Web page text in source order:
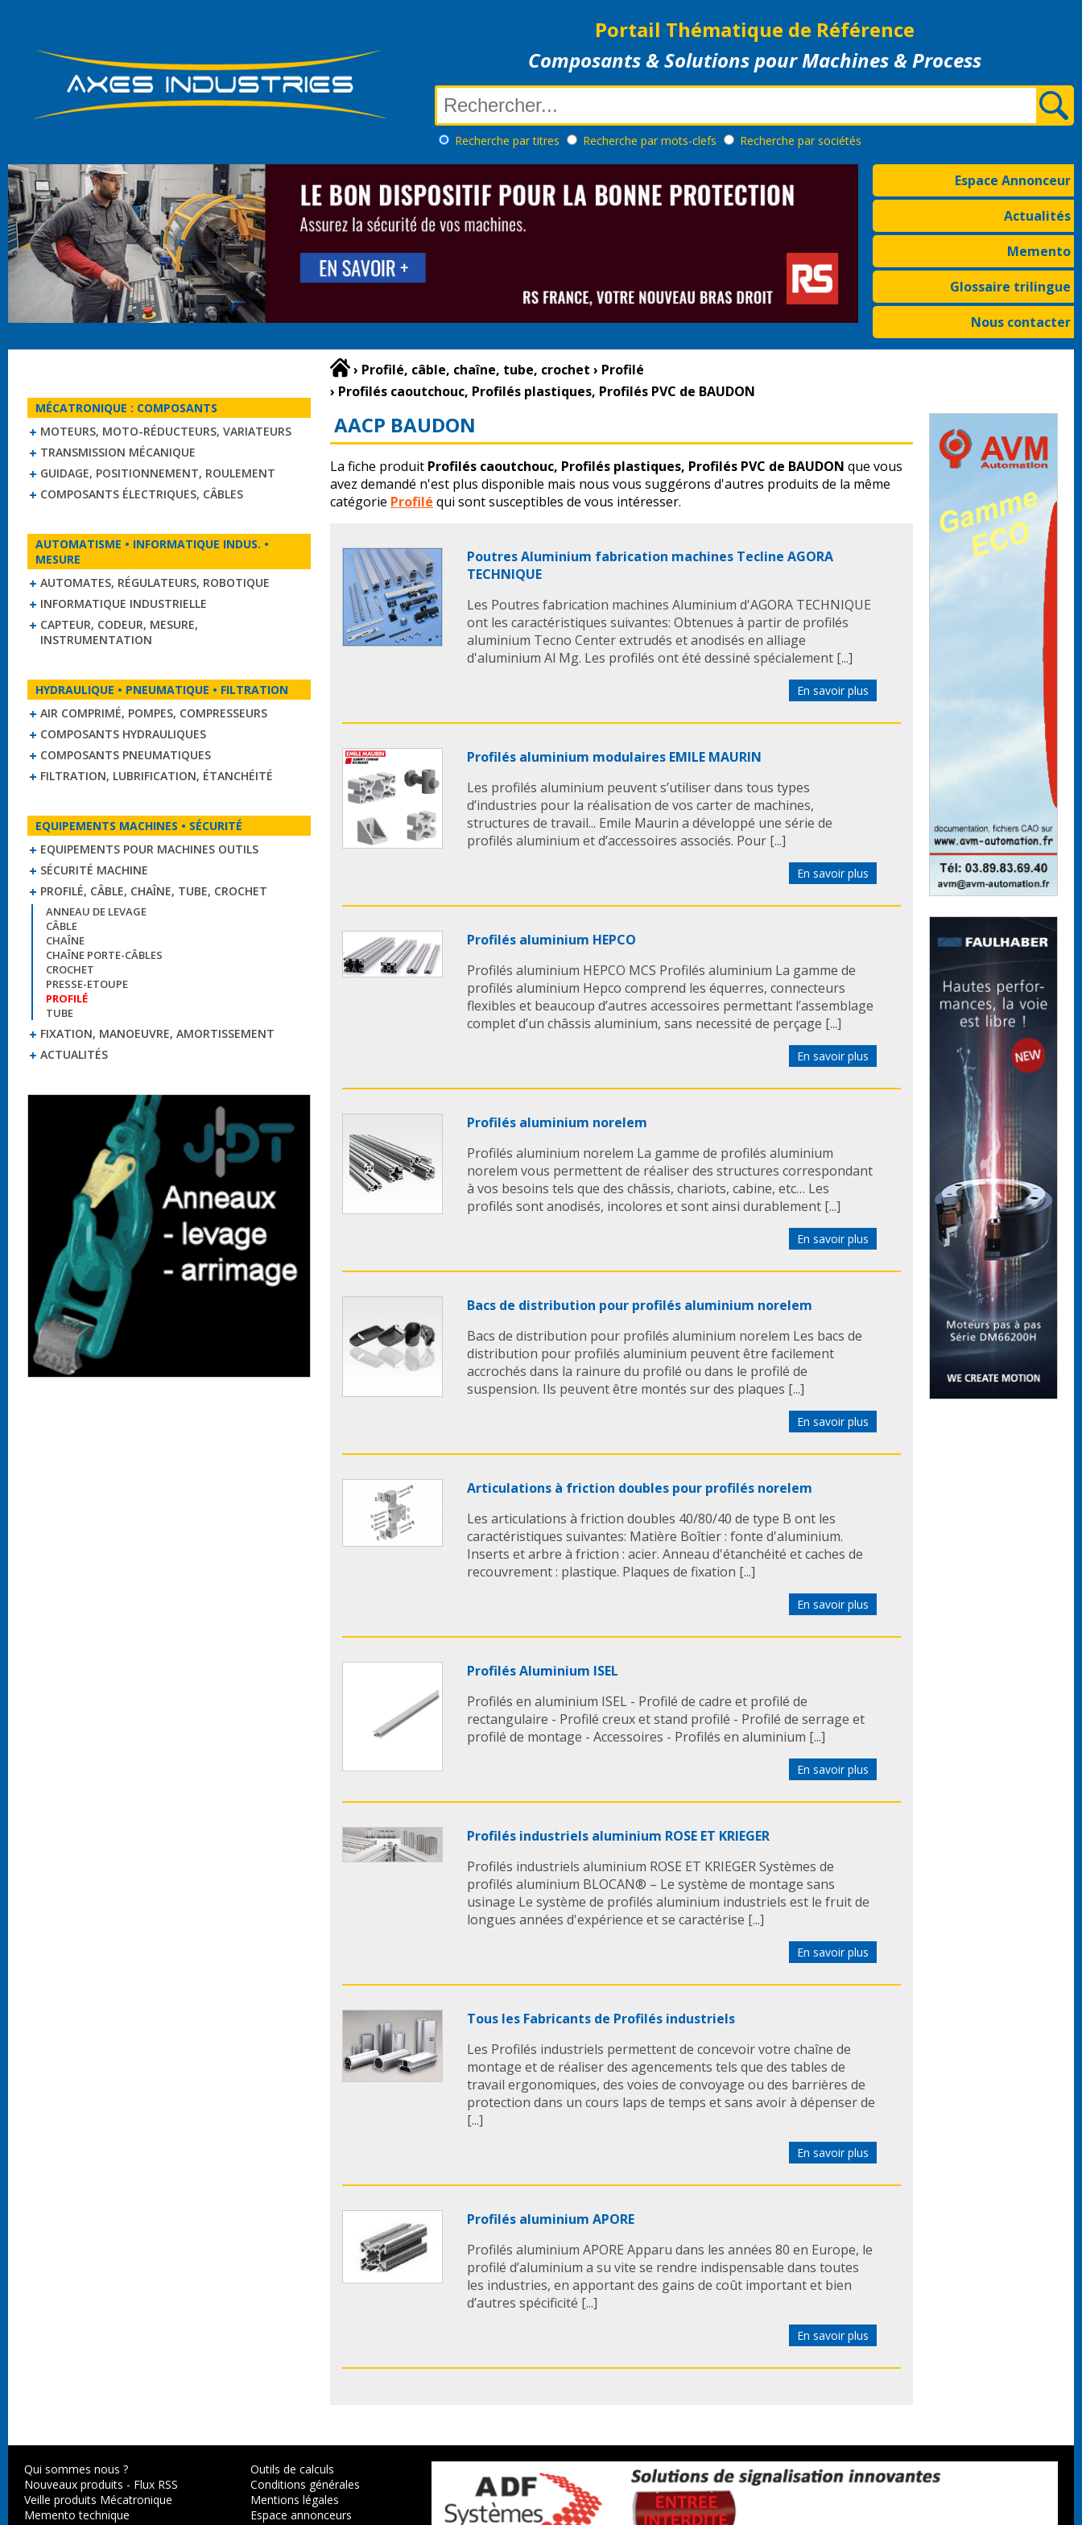
Portail Thématique de Référence
Composants & Solutions pour Machines & Process
Recherche par titres Recherche par mots-clefs Recherche par sociétés
Espace Annonceur
Actualités
Memento
Glossaire trilingue
Nous contacter
MÉCATRONIQUE : COMPOSANTS
MOTEURS, MOTO-RÉDUCTEURS, VARIATEURS
TRANSMISSION MÉCANIQUE
GUIDAGE, POSITIONNEMENT, ROULEMENT
COMPOSANTS ÉLECTRIQUES, CÂBLES
AUTOMATISME • INFORMATIQUE INDUS. •
MESURE
AUTOMATES, RÉGULATEURS, ROBOTIQUE
INFORMATIQUE INDUSTRIELLE
CAPTEUR, CODEUR, MESURE,
INSTRUMENTATION
HYDRAULIQUE • PNEUMATIQUE • FILTRATION
AIR COMPRIMÉ, POMPES, COMPRESSEURS
COMPOSANTS HYDRAULIQUES
COMPOSANTS PNEUMATIQUES
FILTRATION, LUBRIFICATION, ÉTANCHÉITÉ
EQUIPEMENTS MACHINES • SÉCURITÉ
EQUIPEMENTS POUR MACHINES OUTILS
SÉCURITÉ MACHINE
PROFILÉ, CÂBLE, CHAÎNE, TUBE, CROCHET
ANNEAU DE LEVAGE
CÂBLE
CHAÎNE
CHAÎNE PORTE-CÂBLES
CROCHET
PRESSE-ETOUPE
PROFILÉ
TUBE
FIXATION, MANOEUVRE, AMORTISSEMENT
ACTUALITÉS
› Profilé, câble, chaîne, tube, crochet › Profilé
› Profilés caoutchouc, Profilés plastiques, Profilés PVC de BAUDON
AACP BAUDON
La fiche produit Profilés caoutchouc, Profilés plastiques, Profilés PVC de BAUDON que vous
avez demandé n'est plus disponible mais nous vous suggérons d'autres produits de la même
catégorie Profilé qui sont susceptibles de vous intéresser.
Poutres Aluminium fabrication machines Tecline AGORA
TECHNIQUE
Les Poutres fabrication machines Aluminium d'AGORA TECHNIQUE
ont les caractéristiques suivantes: Obtenues à partir de profilés
aluminium Tecno Center extrudés et anodisés en alliage
d'aluminium Al Mg. Les profilés ont été dessiné spécialement [...]
En savoir plus
Profilés aluminium modulaires EMILE MAURIN
Les profilés aluminium peuvent s’utiliser dans tous types
d’industries pour la réalisation de vos carter de machines,
structures de travail... Emile Maurin a développé une série de
profilés aluminium et d’accessoires associés. Pour [...]
En savoir plus
Profilés aluminium HEPCO
Profilés aluminium HEPCO MCS Profilés aluminium La gamme de
profilés aluminium Hepco comprend les équerres, connecteurs
flexibles et beaucoup d’autres accessoires permettant l’assemblage
complet d’un châssis aluminium, sans necessité de perçage [...]
En savoir plus
Profilés aluminium norelem
Profilés aluminium norelem La gamme de profilés aluminium
norelem vous permettent de réaliser des structures correspondant
à vos besoins tels que des châssis, chariots, cabine, etc… Les
profilés sont anodisés, incolores et sont ainsi durablement [...]
En savoir plus
Bacs de distribution pour profilés aluminium norelem
Bacs de distribution pour profilés aluminium norelem Les bacs de
distribution pour profilés aluminium peuvent être facilement
accrochés dans la rainure du profilé ou dans le profilé de
suspension. Ils peuvent être montés sur des plaques [...]
En savoir plus
Articulations à friction doubles pour profilés norelem
Les articulations à friction doubles 40/80/40 de type B ont les
caractéristiques suivantes: Matière Boîtier : fonte d'aluminium.
Inserts et arbre à friction : acier. Anneau d'étanchéité et caches de
recouvrement : plastique. Plaques de fixation [...]
En savoir plus
Profilés Aluminium ISEL
Profilés en aluminium ISEL - Profilé de cadre et profilé de
rectangulaire - Profilé creux et stand profilé - Profilé de serrage et
profilé de montage - Accessoires - Profilés en aluminium [...]
En savoir plus
Profilés industriels aluminium ROSE ET KRIEGER
Profilés industriels aluminium ROSE ET KRIEGER Systèmes de
profilés aluminium BLOCAN® – Le système de montage sans
usinage Le système de profilés aluminium industriels est le fruit de
longues années d'expérience et se caractérise [...]
En savoir plus
Tous les Fabricants de Profilés industriels
Les Profilés industriels permettent de concevoir votre chaîne de
montage et de réaliser des agencements tels que des tables de
travail ergonomiques, des voies de convoyage ou des barrières de
protection dans un cours laps de temps et sans avoir à dépenser de
[...]
En savoir plus
Profilés aluminium APORE
Profilés aluminium APORE Apparu dans les années 80 en Europe, le
profilé d’aluminium a su vite se rendre indispensable dans toutes
les industries, en apportant des gains de coût important et bien
d’autres spécificité [...]
En savoir plus
Qui sommes nous ?
Nouveaux produits - Flux RSS
Veille produits Mécatronique
Memento technique
Outils de calculs
Conditions générales
Mentions légales
Espace annonceurs